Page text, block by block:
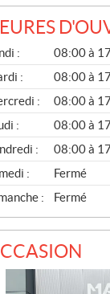
:
08:00 à
:
08:00 à
:
08:00 à
:
08:00 à
:
08:00 à
:
Fermé
:
Fermé